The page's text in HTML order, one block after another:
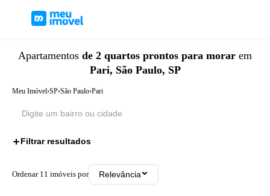
Apartamentos de 2 quartos prontos para morar em
Pari, São Paulo, SP
Meu Imóvel›SP›São Paulo›Pari
Filtrar resultados
Ordenar 11 imóveis por Relevância